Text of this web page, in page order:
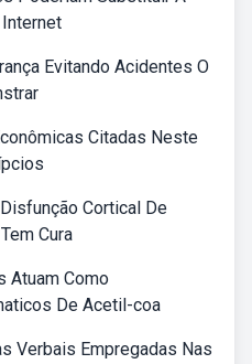
Evitando Acidentes O
Citadas Neste
Cortical De
Cura
Atuam Como
De Acetil-coa
Verbais Empregadas Nas